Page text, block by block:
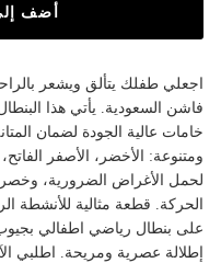
أضف
اجعلي طفلك يتألق ويشعر
فاشن السعودية. يأتي هذا
خامات عالية الجودة لضمان
ومتنوعة: الأخضر، الأصفر
لحمل الأغراض الضرورية، وخصر
الحركة. قطعة مثالية للأنشطة
على بنطال رياضي اطفالي
إطلالة عصرية ومريحة. اطلبي